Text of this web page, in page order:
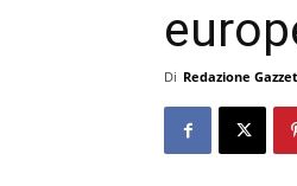
Di Redazione